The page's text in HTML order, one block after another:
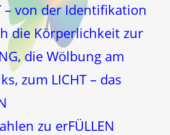
– von der Identifikation
die Körperlichkeit zur
die Wölbung am
zum LICHT – das
zu erFÜLLEN